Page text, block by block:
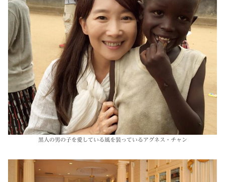
黒人の男の子を愛している風を装っているアグネス・チャン